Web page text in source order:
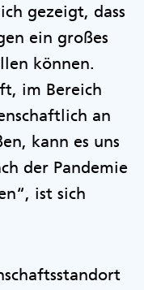
gezeigt, dass
ein großes
können.
im Bereich
an
kann es uns
der Pandemie
ist sich